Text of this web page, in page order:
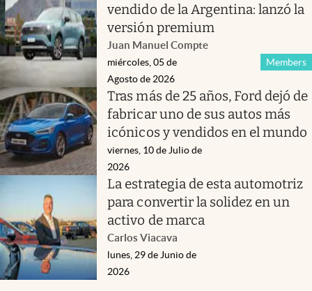
vendido de la Argentina: lanzó la
versión premium
Juan Manuel Compte
Members
miércoles, 05 de
Agosto de 2026
Tras más de 25 años, Ford dejó de
fabricar uno de sus autos más
icónicos y vendidos en el mundo
viernes, 10 de Julio de
2026
La estrategia de esta automotriz
para convertir la solidez en un
activo de marca
Carlos Viacava
lunes, 29 de Junio de
2026